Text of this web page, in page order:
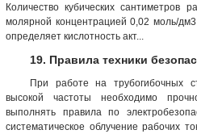
Количество кубических сантиметров
молярной концентрацией 0,02 моль/
определяет кислотность акт...
19. Правила техники
При работе на трубогибочных
высокой частоты необходимо
выполнять правила по
систематическое облучение рабочих